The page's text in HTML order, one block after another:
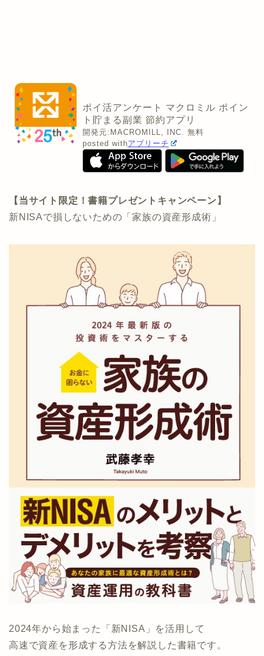
ポイ活アンケート マクロミル ポイン
ト貯まる副業 節約アプリ
開発元: MACROMILL, INC. 無料
posted withアプリーチ
【当サイト限定！書籍プレゼントキャンペーン】
新NISAで損しないための「家族の資産形成術」
2024年から始まった「新NISA」を活用して
高速で資産を形成する方法を解説した書籍です。